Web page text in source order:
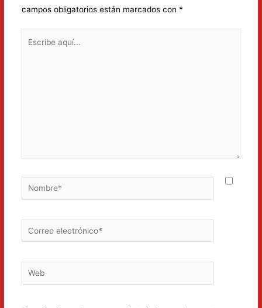
campos obligatorios están marcados con *
Nombre*
Correo
electrónico*
Web